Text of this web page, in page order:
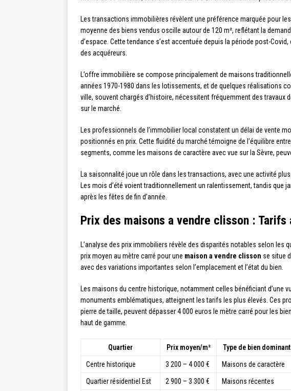
Les transactions immobilières révèlent une préférence marquée pour
moyenne des biens vendus oscille autour de 120 m², reflétant la
d’espace. Cette tendance s’est accentuée depuis la période post-
des acquéreurs.
L’offre immobilière se compose principalement de maisons
années 1970-1980 dans les lotissements, et de quelques réalisations
ville, souvent chargés d’histoire, nécessitent fréquemment des travaux
sur le marché.
Les professionnels de l’immobilier local constatent un délai de vente
positionnés en prix. Cette fluidité du marché témoigne de l’équilibre
segments, comme les maisons de caractère avec vue sur la Sèvre,
La saisonnalité joue un rôle dans les transactions, avec une activité
Les mois d’été voient traditionnellement un ralentissement, tandis que
après les fêtes de fin d’année.
Prix des maisons a vendre clisson :
L’analyse des prix immobiliers révèle des disparités notables selon les
prix moyen au mètre carré pour une maison a vendre clisson se situe
avec des variations importantes selon l’emplacement et l’état du bien.
Les maisons du centre historique, notamment celles bénéficiant d’une
monuments emblématiques, atteignent les tarifs les plus élevés. Ces
pierre de taille, peuvent dépasser 4 000 euros le mètre carré pour les
haut de gamme.
Quartier Prix moyen/m² Type de bien dominant
Centre historique 3 200 – 4 000 € Maisons de caractère
Quartier résidentiel Est 2 900 – 3 300 € Maisons récentes